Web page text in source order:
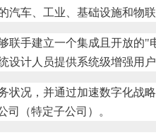
汽车、工业、基础设施和物
联手建立一个集成且开放的
设计人员提供系统级增强用
状况，并通过加速数字化战
司（特定子公司）。